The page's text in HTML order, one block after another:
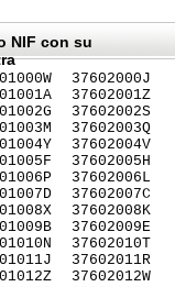
NIF con su
37602000J
37602001Z
37602002S
37602003Q
37602004V
37602005H
37602006L
37602007C
37602008K
37602009E
37602010T
37602011R
37602012W